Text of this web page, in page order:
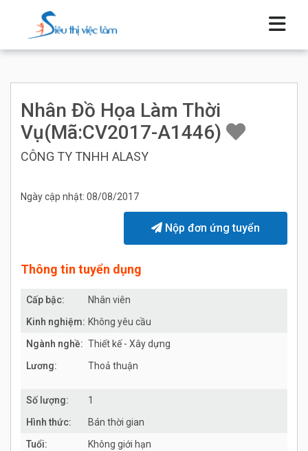
Nhân Đồ Họa Làm Thời
Vụ(Mã:CV2017-A1446)
CÔNG TY TNHH ALASY
Ngày cập nhật: 08/08/2017
Nộp đơn ứng tuyển
Thông tin tuyển dụng
Cấp bậc:
Nhân viên
Kinh nghiệm: Không yêu cầu
Ngành nghề: Thiết kế - Xây dựng
Lương:
Thoả thuận
Số lượng:
1
Hình thức:
Bán thời gian
Tuổi:
Không giới hạn